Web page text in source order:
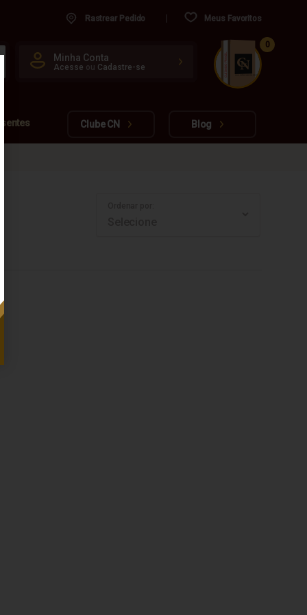
Rastrear Pedido Meus Favoritos
Minha Conta
Acesse ou Cadastre-se
www.cachacarianacional.com.br
CUIDADO FRÁGIL
0
Clube CN Blog